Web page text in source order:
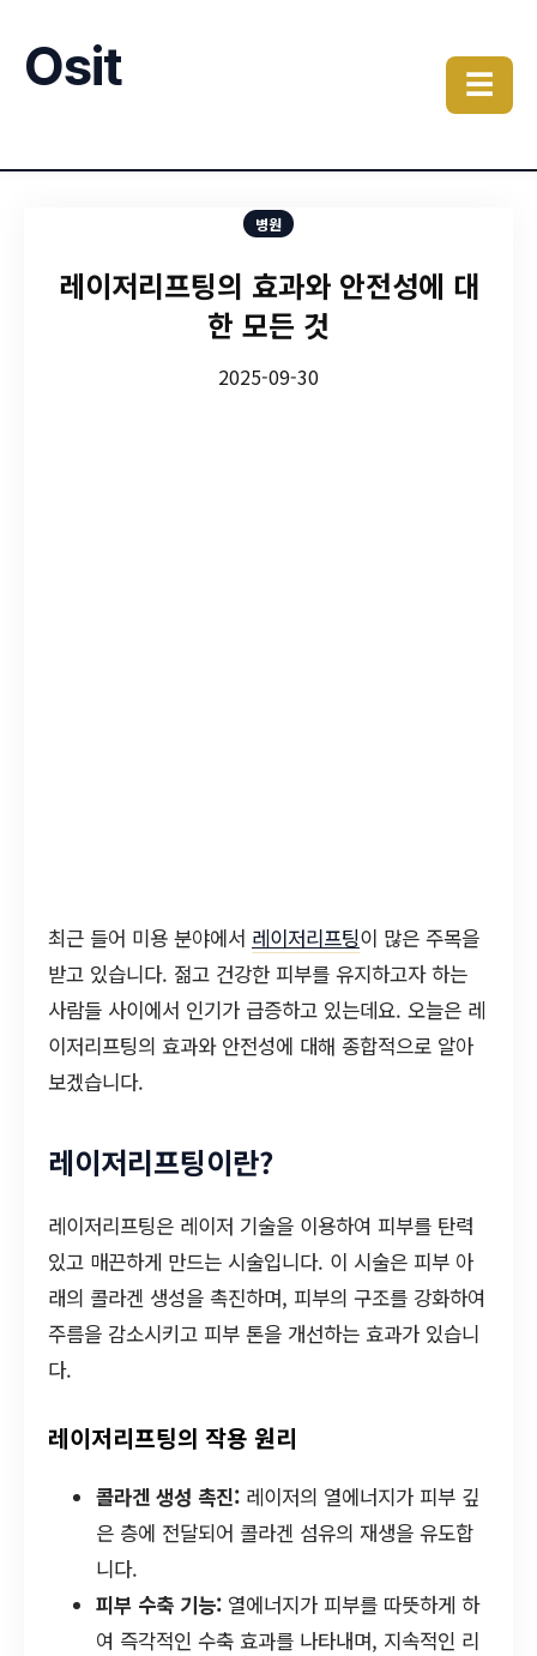
Osit ☰
병원
레이저리프팅의 효과와 안전성에 대
한 모든 것
2025-09-30
최근 들어 미용 분야에서 레이저리프팅이 많은 주목을
받고 있습니다. 젊고 건강한 피부를 유지하고자 하는
사람들 사이에서 인기가 급증하고 있는데요. 오늘은 레
이저리프팅의 효과와 안전성에 대해 종합적으로 알아
보겠습니다.
레이저리프팅이란?
레이저리프팅은 레이저 기술을 이용하여 피부를 탄력
있고 매끈하게 만드는 시술입니다. 이 시술은 피부 아
래의 콜라겐 생성을 촉진하며, 피부의 구조를 강화하여
주름을 감소시키고 피부 톤을 개선하는 효과가 있습니
다.
레이저리프팅의 작용 원리
콜라겐 생성 촉진: 레이저의 열에너지가 피부 깊
은 층에 전달되어 콜라겐 섬유의 재생을 유도합
니다.
피부 수축 기능: 열에너지가 피부를 따뜻하게 하
여 즉각적인 수축 효과를 나타내며, 지속적인 리